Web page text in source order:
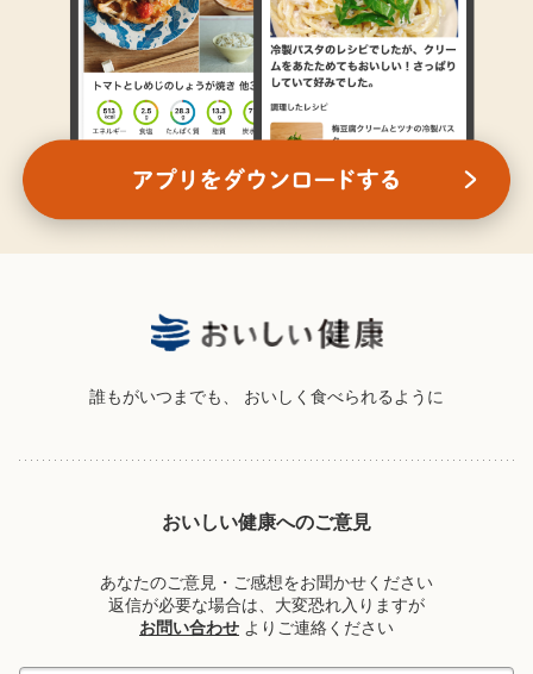
誰もがいつまでも、 おいしく食べられるように
おいしい健康へのご意見
あなたのご意見・ご感想をお聞かせください
返信が必要な場合は、大変恐れ入りますが
お問い合わせ よりご連絡ください